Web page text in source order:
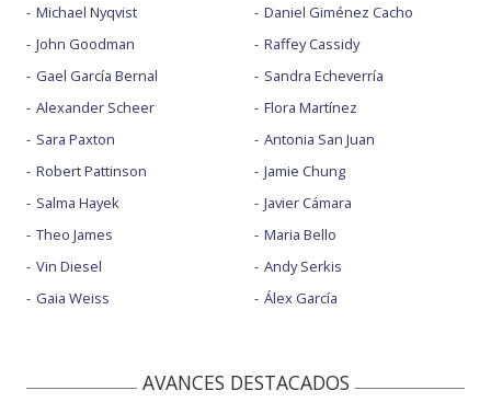
Michael Nyqvist
John Goodman
Gael García Bernal
Alexander Scheer
Sara Paxton
Robert Pattinson
Salma Hayek
Theo James
Vin Diesel
Gaia Weiss
Daniel Giménez Cacho
Raffey Cassidy
Sandra Echeverría
Flora Martínez
Antonia San Juan
Jamie Chung
Javier Cámara
Maria Bello
Andy Serkis
Álex García
AVANCES DESTACADOS